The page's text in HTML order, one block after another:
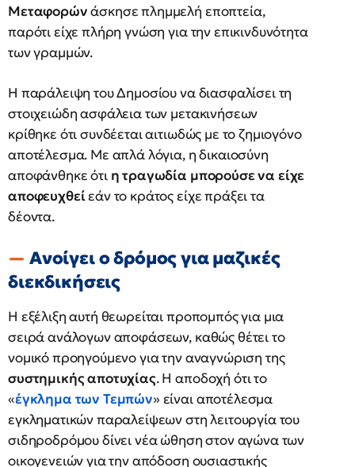
Μεταφορώνάσκησε πλημμελή εποπτεία,
παρότι είχε πλήρη γνώση για την επικινδυνότητα
των γραμμών.
Η παράλειψη του Δημοσίου να διασφαλίσει τη
στοιχειώδη ασφάλεια των μετακινήσεων
κρίθηκε ότι συνδέεται αιτιωδώς με το ζημιογόνο
αποτέλεσμα. Με απλά λόγια, η δικαιοσύνη
αποφάνθηκε ότι η τραγωδία μπορούσε να είχε
αποφευχθείεάν το κράτος είχε πράξει τα
δέοντα.
Ανοίγει ο δρόμος για μαζικές
διεκδικήσεις
Η εξέλιξη αυτή θεωρείται προπομπός για μια
σειρά ανάλογων αποφάσεων, καθώς θέτει το
νομικό προηγούμενο για την αναγνώριση της
συστημικής αποτυχίας. Η αποδοχή ότι το
«έγκλημα των Τεμπών» είναι αποτέλεσμα
εγκληματικών παραλείψεων στη λειτουργία του
σιδηροδρόμου δίνει νέα ώθηση στον αγώνα των
οικογενειών για την απόδοση ουσιαστικής